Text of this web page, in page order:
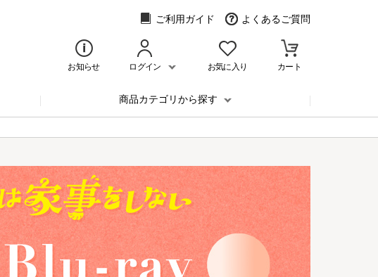
ご利用ガイド よくあるご質問
お知らせ ログイン お気に入り カート
商品カテゴリから探す